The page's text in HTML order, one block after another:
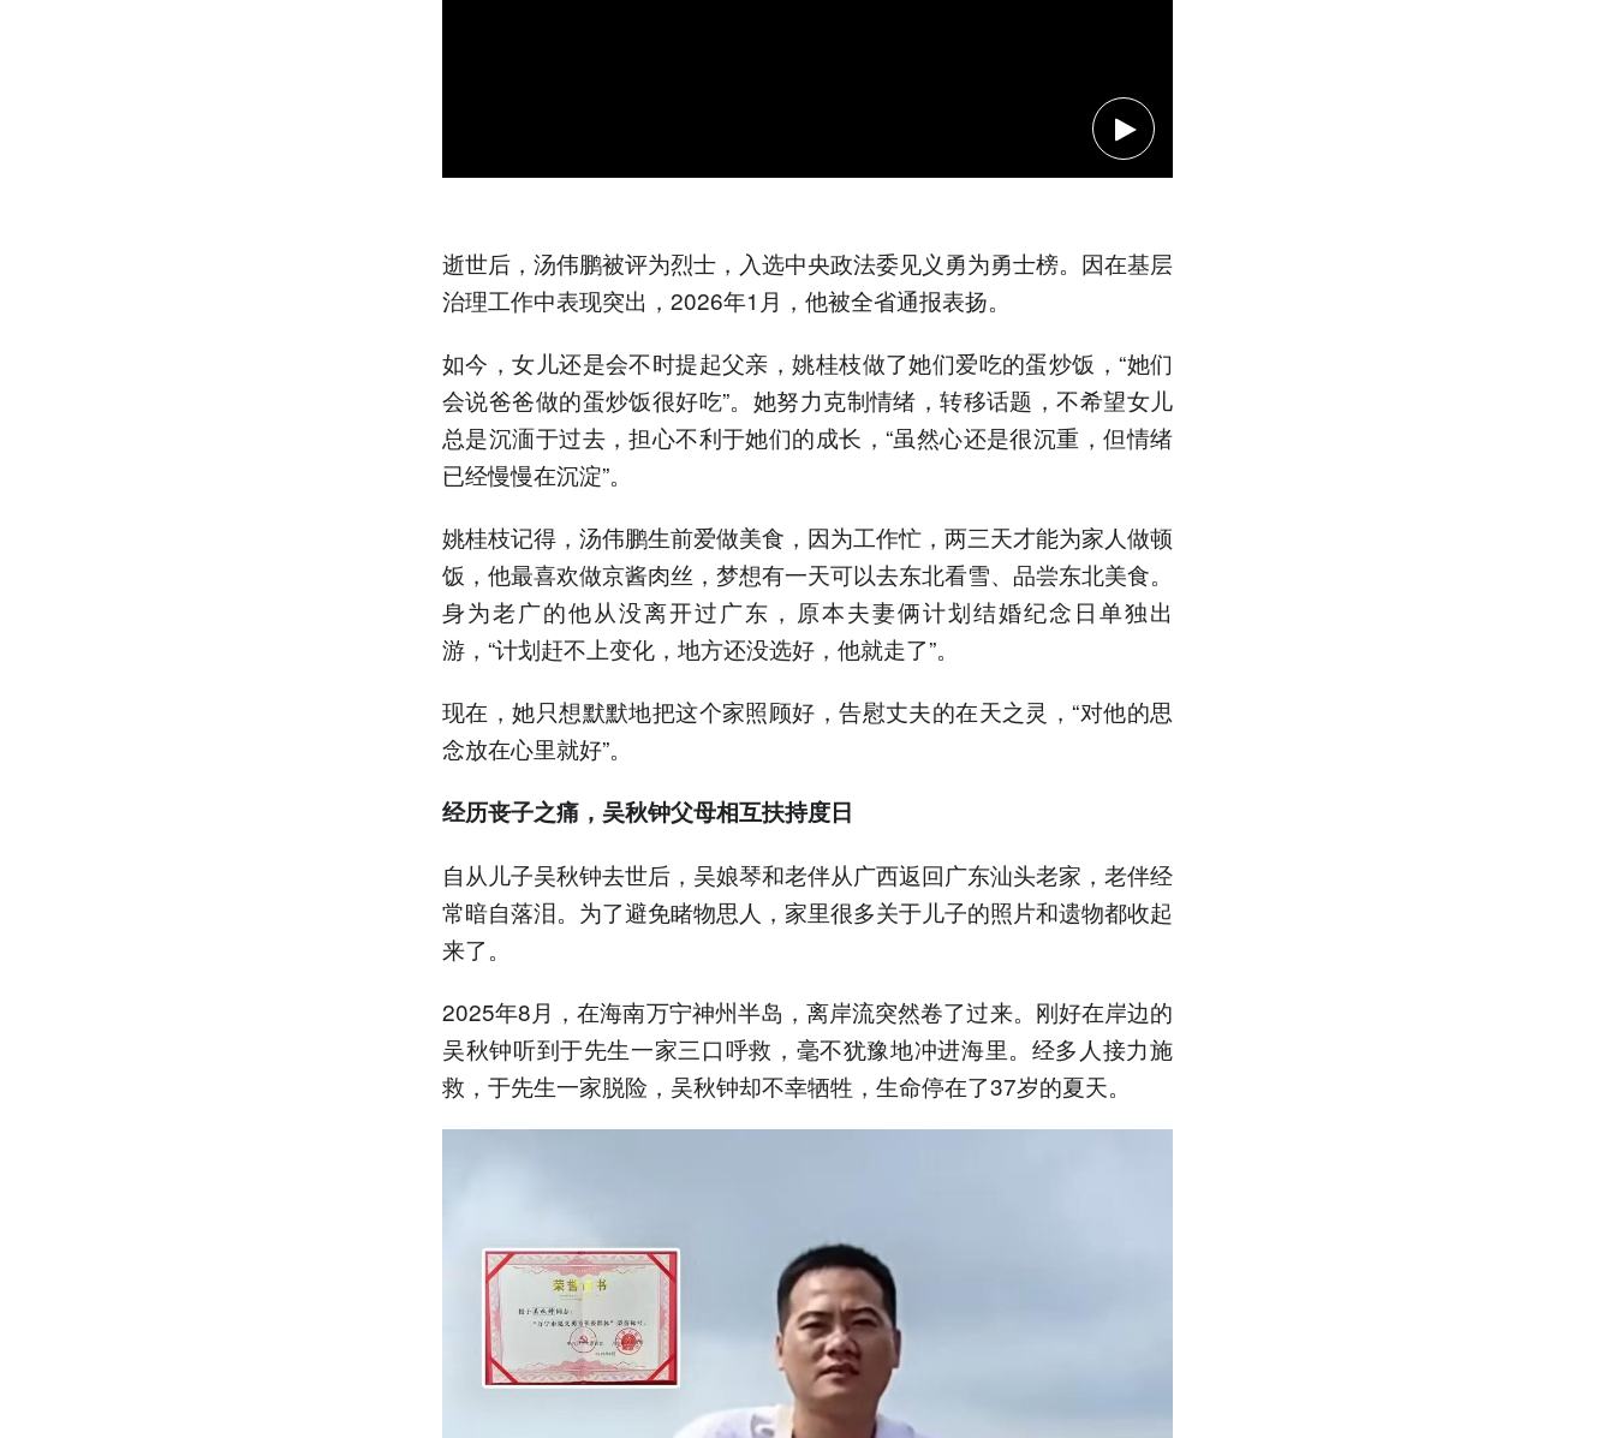
逝世后，汤伟鹏被评为烈士，入选中央政法委见义勇为勇士榜。因在基层
治理工作中表现突出，2026年1月，他被全省通报表扬。
如今，女儿还是会不时提起父亲，姚桂枝做了她们爱吃的蛋炒饭，“她们
会说爸爸做的蛋炒饭很好吃”。她努力克制情绪，转移话题，不希望女儿
总是沉湎于过去，担心不利于她们的成长，“虽然心还是很沉重，但情绪
已经慢慢在沉淀”。
姚桂枝记得，汤伟鹏生前爱做美食，因为工作忙，两三天才能为家人做顿
饭，他最喜欢做京酱肉丝，梦想有一天可以去东北看雪、品尝东北美食。
身为老广的他从没离开过广东，原本夫妻俩计划结婚纪念日单独出
游，“计划赶不上变化，地方还没选好，他就走了”。
现在，她只想默默地把这个家照顾好，告慰丈夫的在天之灵，“对他的思
念放在心里就好”。
经历丧子之痛，吴秋钟父母相互扶持度日
自从儿子吴秋钟去世后，吴娘琴和老伴从广西返回广东汕头老家，老伴经
常暗自落泪。为了避免睹物思人，家里很多关于儿子的照片和遗物都收起
来了。
2025年8月，在海南万宁神州半岛，离岸流突然卷了过来。刚好在岸边的
吴秋钟听到于先生一家三口呼救，毫不犹豫地冲进海里。经多人接力施
救，于先生一家脱险，吴秋钟却不幸牺牲，生命停在了37岁的夏天。